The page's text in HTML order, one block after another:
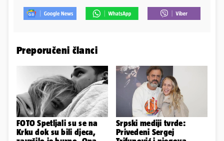
Preporučeni članci
FOTO Spetljali su se na
Krku dok su bili djeca,
Srpski mediji tvrde:
Privedeni Sergej